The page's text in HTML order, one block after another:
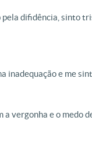
pela difidência, sinto
inadequação e me
a vergonha e o medo